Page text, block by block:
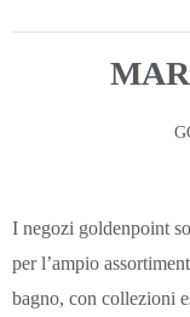
I negozi goldenpoint
per l’ampio
bagno, con collezioni